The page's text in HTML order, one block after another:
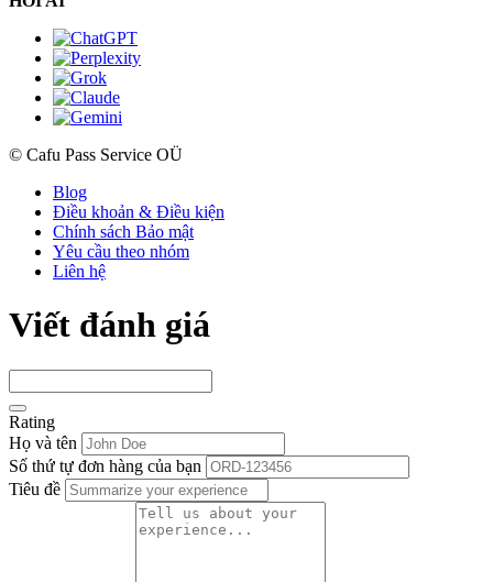
© Cafu Pass Service OÜ
Blog
Điều khoản & Điều kiện
Chính sách Bảo mật
Yêu cầu theo nhóm
Liên hệ
Viết đánh giá
Rating
Họ và tên
Số thứ tự đơn hàng của bạn
Tiêu đề